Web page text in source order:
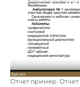
Отчет пример.